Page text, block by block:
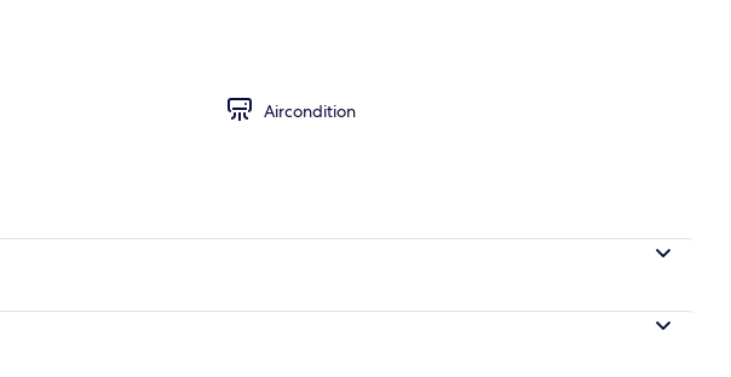
Aircondition